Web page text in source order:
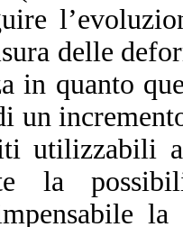
delle
in quanto
un
utilizzabili
la